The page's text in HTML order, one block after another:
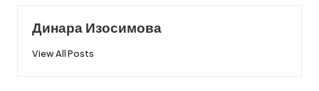
Динара Изосимова
View All Posts